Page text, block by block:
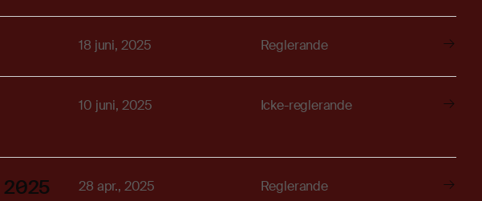
18 juni, 2025 Reglerande
10 juni, 2025 Icke-reglerande
2025 28 apr., 2025 Reglerande